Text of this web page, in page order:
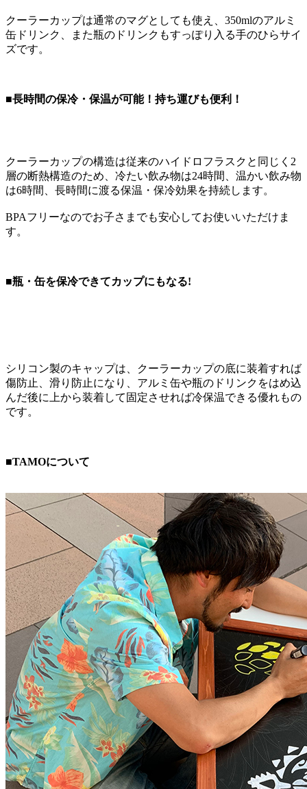
クーラーカップは通常のマグとしても使え、350mlのアルミ
缶ドリンク、また瓶のドリンクもすっぽり入る手のひらサイ
ズです。
■長時間の保冷・保温が可能！持ち運びも便利！
クーラーカップの構造は従来のハイドロフラスクと同じく2
層の断熱構造のため、冷たい飲み物は24時間、温かい飲み物
は6時間、長時間に渡る保温・保冷効果を持続します。
BPAフリーなのでお子さまでも安心してお使いいただけま
す。
■瓶・缶を保冷できてカップにもなる!
シリコン製のキャップは、クーラーカップの底に装着すれば
傷防止、滑り防止になり、アルミ缶や瓶のドリンクをはめ込
んだ後に上から装着して固定させれば冷保温できる優れもの
です。
■TAMOについて